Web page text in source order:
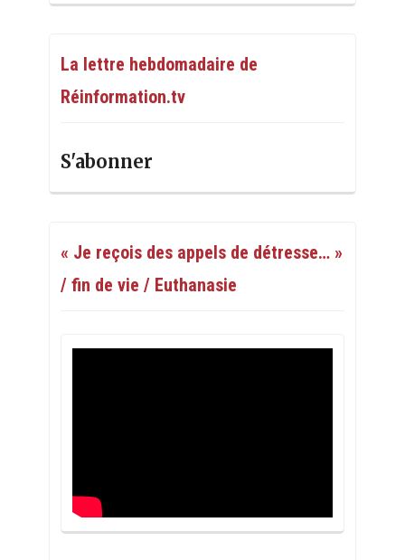
La lettre hebdomadaire de
Réinformation.tv
S'abonner
« Je reçois des appels de détresse… »
/ fin de vie / Euthanasie